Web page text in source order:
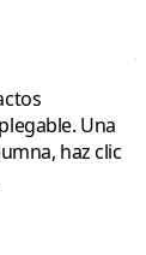
Una
haz clic